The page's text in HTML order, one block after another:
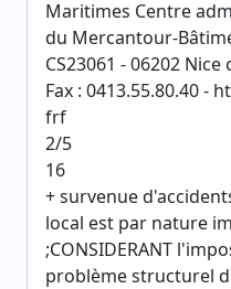
Maritimes Centre
du Mercantour-
CS23061 - 06202
Fax : 0413.55.80.40 -
frf
2/5
16
+ survenue
local est par nature
;CONSIDERANT
problème structurel